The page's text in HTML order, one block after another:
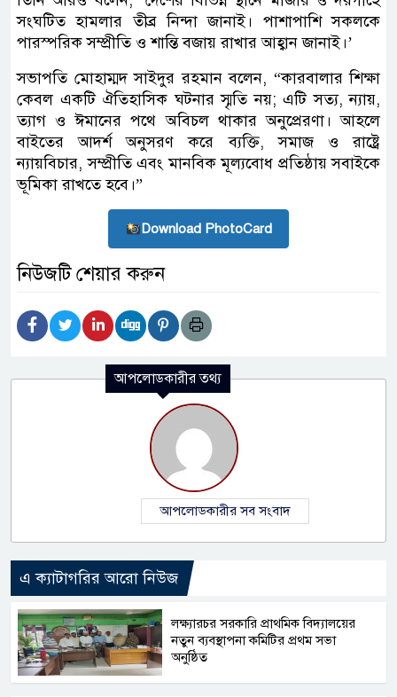
সংঘটিত হামলার তীব্র নিন্দা জানাই। পাশাপাশি সকলকে
পারস্পরিক সম্প্রীতি ও শান্তি বজায় রাখার আহ্বান জানাই।’
সভাপতি মোহাম্মদ সাইদুর রহমান বলেন, “কারবালার শিক্ষা
কেবল একটি ঐতিহাসিক ঘটনার স্মৃতি নয়; এটি সত্য, ন্যায়,
ত্যাগ ও ঈমানের পথে অবিচল থাকার অনুপ্রেরণা। আহলে
বাইতের আদর্শ অনুসরণ করে ব্যক্তি, সমাজ ও রাষ্ট্রে
ন্যায়বিচার, সম্প্রীতি এবং মানবিক মূল্যবোধ প্রতিষ্ঠায় সবাইকে
ভূমিকা রাখতে হবে।”
Download PhotoCard
নিউজটি শেয়ার করুন
আপলোডকারীর তথ্য
আপলোডকারীর সব সংবাদ
এ ক্যাটাগরির আরো নিউজ
লক্ষ্যারচর সরকারি প্রাথমিক বিদ্যালয়ের
নতুন ব্যবস্থাপনা কমিটির প্রথম সভা
অনুষ্ঠিত